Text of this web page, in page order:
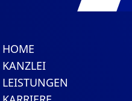
HOME
KANZLEI
LEISTUNGEN